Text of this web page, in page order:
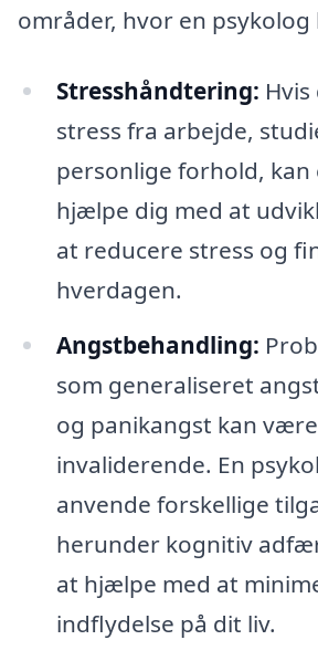
områder, hvor en
Stresshåndtering:
stress fra arbejde,
personlige forhold, kan
hjælpe dig med at
at reducere stress og
hverdagen.
Angstbehandling:
som generaliseret
og panikangst kan
invaliderende. En
anvende forskellige
herunder kognitiv
at hjælpe med at
indflydelse på dit liv.